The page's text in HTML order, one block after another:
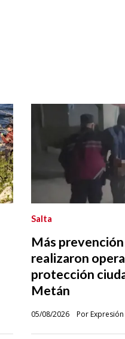
Más
realizaron
protección
Metán
Por
Salta
05/08/2026